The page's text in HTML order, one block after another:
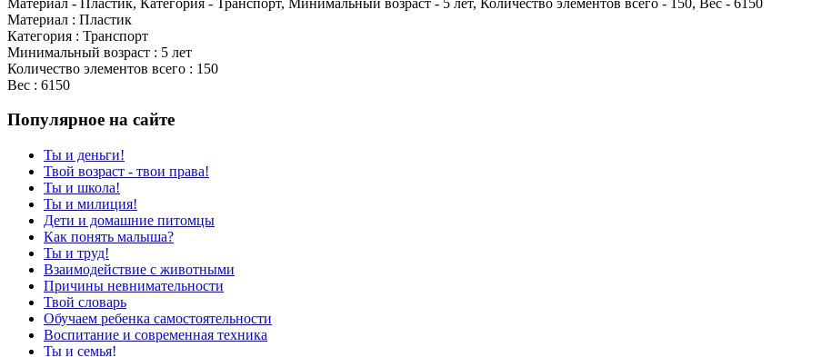
Материал : Пластик
Категория : Транспорт
Минимальный возраст : 5 лет
Количество элементов всего : 150
Вес : 6150
Популярное на сайте
Ты и деньги!
Твой возраст - твои права!
Ты и школа!
Ты и милиция!
Дети и домашние питомцы
Как понять малыша?
Ты и труд!
Взаимодействие с животными
Причины невнимательности
Твой словарь
Обучаем ребенка самостоятельности
Воспитание и современная техника
Ты и семья!